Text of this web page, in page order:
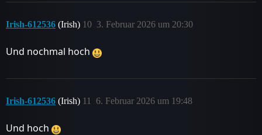
Irish-612536 (Irish) 3. Februar 2026 um 20:30
10
Und nochmal hoch
Irish-612536 (Irish) 6. Februar 2026 um 19:48
11
Und hoch